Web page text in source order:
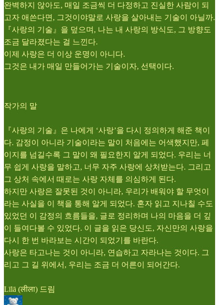
완벽하지 않아도, 매일 조금씩 더 다정하고 진실한 사람이 되
고자 애쓴다면, 그것이야말로 사랑을 살아내는 기술이 아닐까.
『사랑의 기술』을 덮으며, 나는 내 사랑의 방식도, 그 방향도
조금 달라졌다는 걸 느낀다.
이제 사랑은 더 이상 운명이 아니다.
그것은 내가 매일 만들어가는 기술이자, 선택이다.
작가의 말
『사랑의 기술』은 나에게 ‘사랑’을 다시 정의하게 해준 책이
다. 감정이 아니라 기술이라는 말이 처음에는 어색했지만, 페
이지를 넘길수록 그 말이 왜 필요한지 알게 되었다. 우리는 너
무 쉽게 사랑을 말하고, 너무 자주 사랑에 상처받는다. 그리고
그 상처 속에서 때로는 사랑 자체를 의심하게 된다.
하지만 사랑은 잘못된 것이 아니라, 우리가 배워야 할 무엇이
라는 사실을 이 책을 통해 알게 되었다. 혼자 읽고 지나칠 수도
있었던 이 감정의 흐름들을, 글로 정리하며 나의 마음을 더 깊
이 들여다볼 수 있었다. 이 글을 읽은 당신도, 자신만의 사랑을
다시 한 번 바라보는 시간이 되었기를 바란다.
사랑은 타고나는 것이 아니라, 연습하고 자라나는 것이다. 그
리고 그 길 위에서, 우리는 조금 더 어른이 되어간다.
Līlā (लीला) 드림